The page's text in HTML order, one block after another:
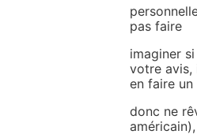
pas faire
imaginer
votre avis,
en faire
donc ne